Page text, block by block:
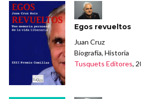
Egos revueltos
Juan Cruz
Biografía, Historia
Tusquets Editores,